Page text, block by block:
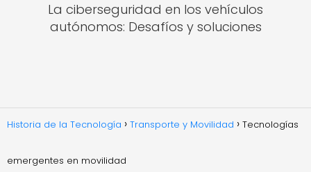
La ciberseguridad en los vehículos
autónomos: Desafíos y soluciones
Historia de la Tecnología Transporte y Movilidad Tecnologías
emergentes en movilidad